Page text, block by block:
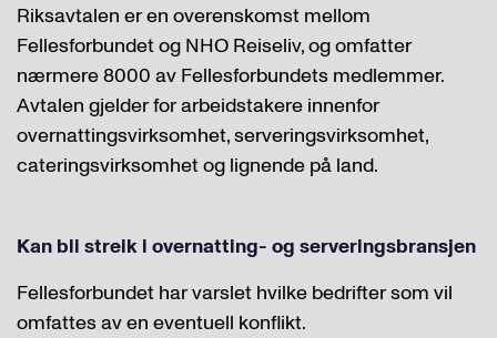
Riksavtalen er en overenskomst mellom
Fellesforbundet og NHO Reiseliv, og omfatter
nærmere 8000 av Fellesforbundets medlemmer.
Avtalen gjelder for arbeidstakere innenfor
overnattingsvirksomhet, serveringsvirksomhet,
cateringsvirksomhet og lignende på land.
Kan bli streik i overnatting- og serveringsbransjen
Fellesforbundet har varslet hvilke bedrifter som vil
omfattes av en eventuell konflikt.